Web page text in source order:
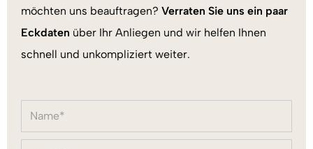
möchten uns beauftragen? Verraten Sie uns ein paar
Eckdaten über Ihr Anliegen und wir helfen Ihnen
schnell und unkompliziert weiter.